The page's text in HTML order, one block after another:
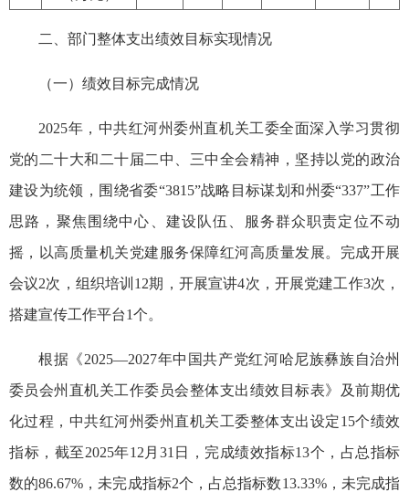
二、部门整体支出绩效目标实现情况
（一）绩效目标完成情况
2025年，中共红河州委州直机关工委全面深入学习贯彻
党的二十大和二十届二中、三中全会精神，坚持以党的政治
建设为统领 ，围绕省委“3815”战略目标谋划和州委“337”工作
思路，聚焦围绕中心、建设队伍、服务群众职责定位不动
摇，以高质量机关党建服务保障红河高质量发展。完成开展
会议2次，组织培训12期，开展宣讲4次，开展党建工作3次，
搭建宣传工作平台1个。
根据《2025—2027年中国共产党红河哈尼族彝族自治州
委员会州直机关工作委员会整体支出绩效目标表》及前期优
化过程，中共红河州委州直机关工委整体支出设定15个绩效
指标，截至2025年12月31日，完成绩效指标13个，占总指标
数的86.67%，未完成指标2个，占总指标数13.33%，未完成指